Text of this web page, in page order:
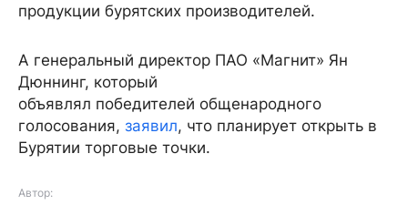
продукции бурятских производителей.
А генеральный директор ПАО «Магнит» Ян
Дюннинг, который
объявлял победителей общенародного
голосования, заявил, что планирует открыть в
Бурятии торговые точки.
Автор: